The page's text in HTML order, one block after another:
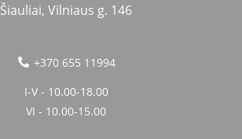
Šiauliai, Vilniaus g. 146
+370 655 11994
I-V - 10.00-18.00
VI - 10.00-15.00